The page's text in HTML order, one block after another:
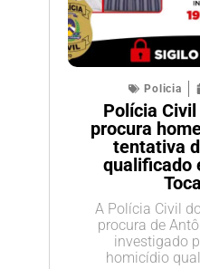
Policia
Polícia
procura
tentativa
qualificado
A Polícia Civil
procura de
investigado
homicídio